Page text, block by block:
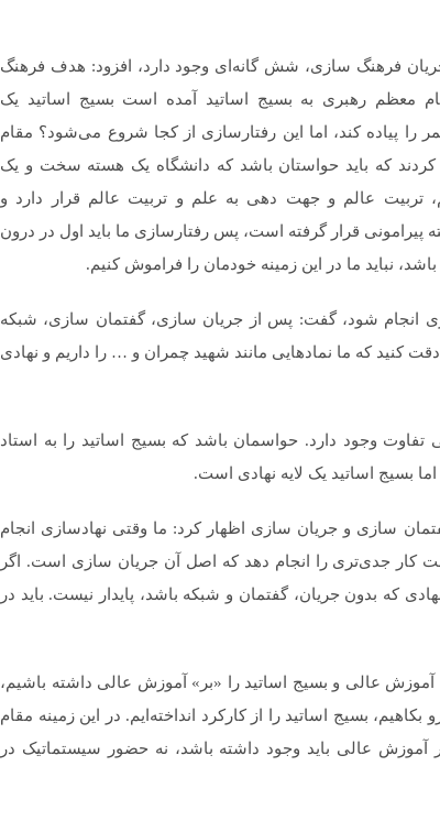
جریان فرهنگ سازی، شش گانه‌ای وجود دارد، افزود: هدف فرهنگ
معظم رهبری به بسیج اساتید آمده است بسیج اساتید یک
پیاده کند، اما این رفتارسازی از کجا شروع می‌شود؟ مقام
کردند که باید حواستان باشد که دانشگاه یک هسته سخت و یک
تربیت عالم و جهت دهی به علم و تربیت عالم قرار دارد و
قرار گرفته است، پس رفتارسازی ما باید اول در درون
نباید ما در این زمینه خودمان را فراموش کنیم.
انجام شود، گفت: پس از جریان سازی، گفتمان سازی، شبکه
که ما نمادهایی مانند شهید چمران و … را داریم و نهادی
تفاوت وجود دارد. حواسمان باشد که بسیج اساتید را به استاد
بسیج اساتید یک لایه نهادی است.
سازی و جریان سازی اظهار کرد: ما وقتی نهادسازی انجام
کار جدی‌تری را انجام دهد که اصل آن جریان سازی است. اگر
که بدون جریان، گفتمان و شبکه باشد، پایدار نیست. باید در
آموزش عالی و بسیج اساتید را «بر» آموزش عالی داشته باشیم،
بسیج اساتید را از کارکرد انداخته‌ایم. در این زمینه مقام
آموزش عالی باید وجود داشته باشد، نه حضور سیستماتیک در